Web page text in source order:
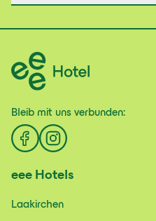
Bleib mit uns verbunden:
eee Hotels
Laakirchen